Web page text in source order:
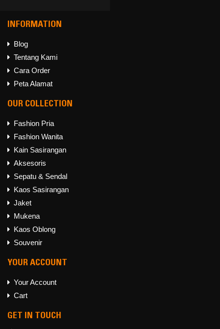
Follow Us on
INFORMATION
Blog
Tentang Kami
Cara Order
Peta Alamat
OUR COLLECTION
Fashion Pria
Fashion Wanita
Kain Sasirangan
Aksesoris
Sepatu & Sendal
Kaos Sasirangan
Jaket
Mukena
Kaos Oblong
Souvenir
YOUR ACCOUNT
Your Account
Cart
GET IN TOUCH